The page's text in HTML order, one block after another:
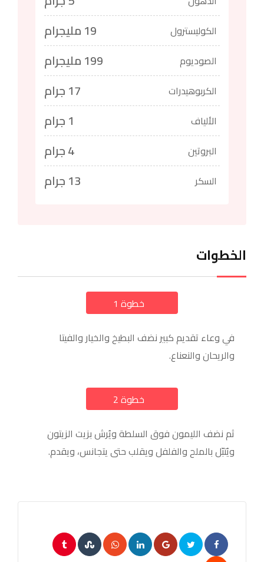
الكوليسترول 19 مليجرام
الصوديوم 199 مليجرام
الكربوهيدرات 17 جرام
الألياف
البروتين
السكر 13 جرام
الخطوات
خطوة 1
في وعاء تقديم كبير نضف البطيخ والخيار والفيتا
والريحان والنعناع.
خطوة 2
ثم نضف الليمون فوق السلطة ويُرش بزيت الزيتون
ويُتبّل بالملح والفلفل ويقلب حتى يتجانس، ويقدم.
Google+
LinkedIn
Whatsapp
StumbleUpon
Tumblr